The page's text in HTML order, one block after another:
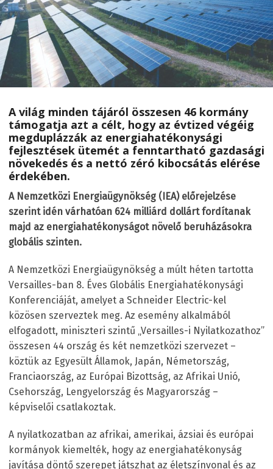
A világ minden tájáról összesen 46 kormány
támogatja azt a célt, hogy az évtized végéig
megduplázzák az energiahatékonysági
fejlesztések ütemét a fenntartható gazdasági
növekedés és a nettó zéró kibocsátás elérése
érdekében.
A Nemzetközi Energiaügynökség (IEA) előrejelzése
szerint idén várhatóan 624 milliárd dollárt fordítanak
majd az energiahatékonyságot növelő beruházásokra
globális szinten.
A Nemzetközi Energiaügynökség a múlt héten tartotta
Versailles-ban 8. Éves Globális Energiahatékonysági
Konferenciáját, amelyet a Schneider Electric-kel
közösen szerveztek meg. Az esemény alkalmából
elfogadott, miniszteri szintű „Versailles-i Nyilatkozathoz”
összesen 44 ország és két nemzetközi szervezet –
köztük az Egyesült Államok, Japán, Németország,
Franciaország, az Európai Bizottság, az Afrikai Unió,
Csehország, Lengyelország és Magyarország –
képviselői csatlakoztak.
A nyilatkozatban az afrikai, amerikai, ázsiai és európai
kormányok kiemelték, hogy az energiahatékonyság
javítása döntő szerepet játszhat az életszínvonal és az